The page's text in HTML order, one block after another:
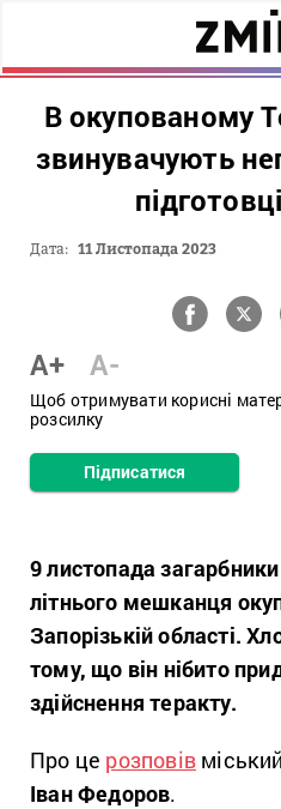
В окупованому
звинувачують
Дата: 11 Листопада 2023
A+ A-
Щоб отримувати корисні
розсилку
Підписатися
9 листопада загарбники
літнього мешканця
Запорізькій області.
тому, що він нібито
здійснення теракту.
Про це розповів
Іван Федоров.